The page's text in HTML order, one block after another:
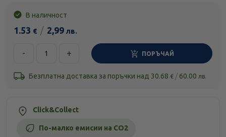
В наличност
1.53 € / 2,99 лв.
- + ПОРЪЧАЙ
Безплатна доставка за поръчки над 30.68 € / 60.00 лв.
Click&Collect
По-малко емисии на CO2